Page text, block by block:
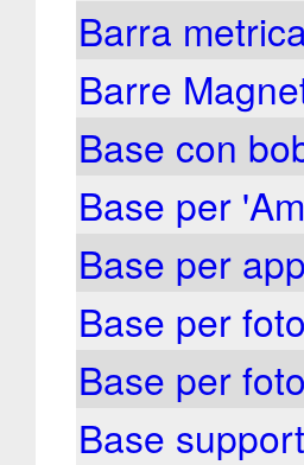
Barra
Barre
Base con
Base per
Base per
Base per
Base per
Base